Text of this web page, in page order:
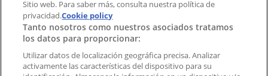
Marcas locales
Negocios
Negocios cercanos
Productos
Productos locales
Ciudades
Sitio web. Para saber más, consulta nuestra política de
privacidad.Cookie policy
Tanto nosotros como nuestros asociados tratamos
los datos para proporcionar:
Utilizar datos de localización geográfica precisa. Analizar
activamente las características del dispositivo para su